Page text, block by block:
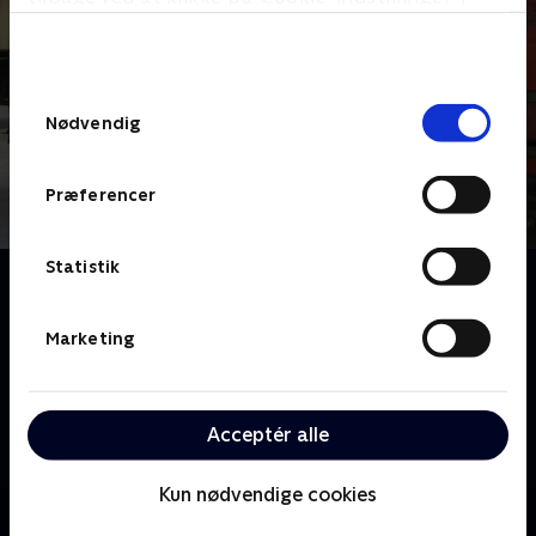
Nødvendig
Præferencer
Statistik
Marketing
Acceptér alle
Kun nødvendige cookies
det siger sig selv, at der stilles store krav til de mænd
terrorangreb. Fra høje bjerge og knastørre ørkener
over havne, lufthavne og til det åbne hav - ja, selv i
cyberspace - holder grænsebetjentene et vågent øje
med alt, hvad der bevæger sig. Og der er meget at